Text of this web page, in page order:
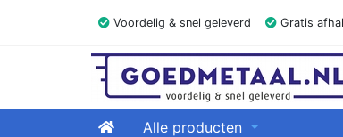
Voordelig & snel geleverd Gratis
GOEDMETAAL.NL
HomeAlle producten